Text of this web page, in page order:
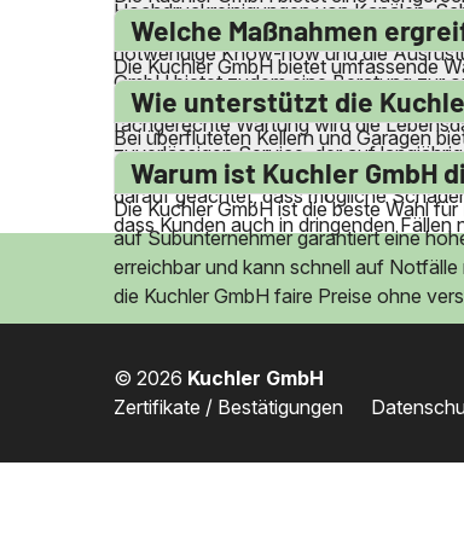
Hochdruckreinigungen von Kanälen,
Umweltstandards eingehalten, um
notwendige Know-how und die
GmbH bietet zudem eine Beratung zur
Welche Maßnahmen
Die Kuchler GmbH bietet umfassende
deren Funktionstüchtigkeit
fachgerechte Wartung wird die
zuverlässigen Service, der auf
Wie unterstützt die
Bei überfluteten Kellern und Garagen
Bereiche zügig von Wasser befreit.
darauf geachtet, dass mögliche
dass Kunden auch in dringenden
Warum ist Kuchler GmbH
Die Kuchler GmbH ist die beste Wahl
auf Subunternehmer garantiert eine
erreichbar und kann schnell auf
die Kuchler GmbH faire Preise ohne
© 2026 Kuchler GmbH
Zertifikate / Bestätigungen